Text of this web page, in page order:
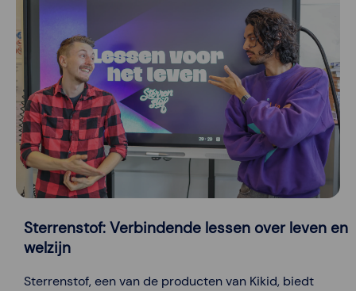
Sterrenstof: Verbindende lessen over leven en
welzijn
Sterrenstof, een van de producten van Kikid, biedt